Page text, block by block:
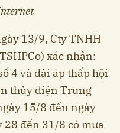
13/9, Cty TNHH
xác nhận:
4 và dải áp thấp hội
thủy điện Trung
15/8 đến ngày
đến 31/8 có mưa